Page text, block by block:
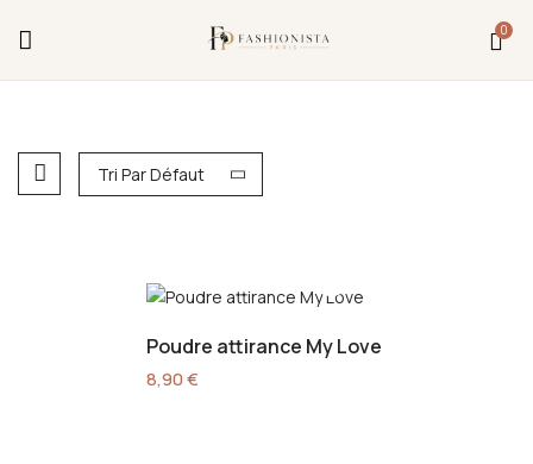
0
Tri Par Défaut
Poudre attirance My Love
8,90€
Fermeture annuelle du 17 juillet 16h au 12 août.
L'ajout au panier est indisponible et aucune